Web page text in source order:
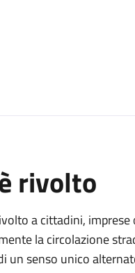
rivolto
a cittadini,
la circolazione
un senso unico